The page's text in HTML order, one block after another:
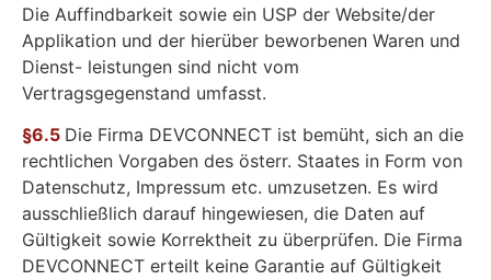
Die Auffindbarkeit sowie ein USP der Website/der
Applikation und der hierüber beworbenen Waren und
Dienst- leistungen sind nicht vom
Vertragsgegenstand umfasst.
§6.5 Die Firma DEVCONNECT ist bemüht, sich an die
rechtlichen Vorgaben des österr. Staates in Form von
Datenschutz, Impressum etc. umzusetzen. Es wird
ausschließlich darauf hingewiesen, die Daten auf
Gültigkeit sowie Korrektheit zu überprüfen. Die Firma
DEVCONNECT erteilt keine Garantie auf Gültigkeit